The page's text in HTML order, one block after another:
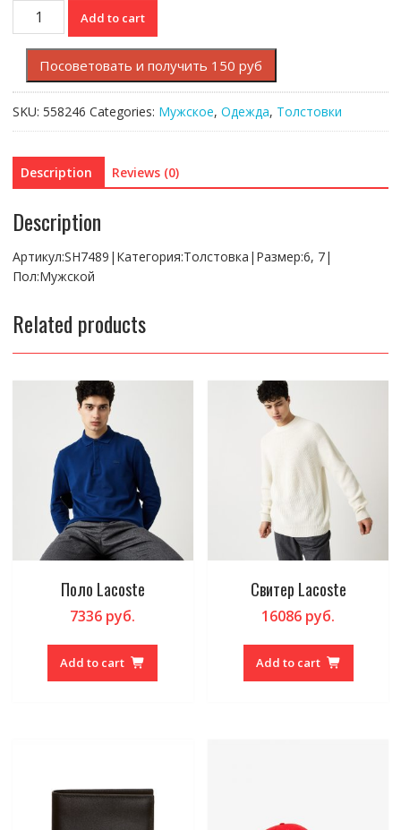
Толстовка
Lacoste
quantity
Add to cart
Посоветовать и получить 150 руб
SKU: 558246 Categories: Мужское, Одежда, Толстовки
Description Reviews (0)
Description
Артикул:SH7489|Категория:Толстовка|Размер:6, 7|
Пол:Мужской
Related products
Поло Lacoste
7336 руб.
Add to cart
Свитер Lacoste
16086 руб.
Add to cart